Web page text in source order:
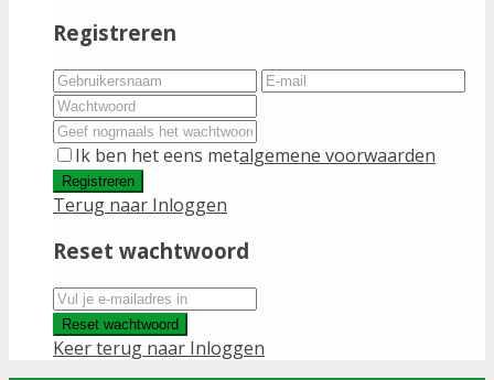
Registreren
Ik ben het eens metalgemene voorwaarden
Registreren
Terug naar Inloggen
Reset wachtwoord
Reset wachtwoord
Keer terug naar Inloggen